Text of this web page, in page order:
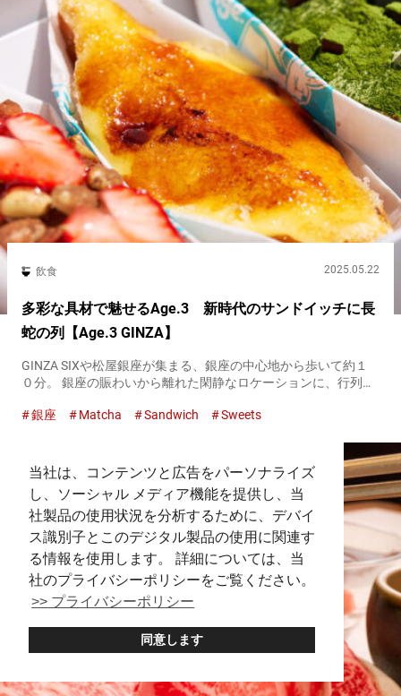
当社は、コンテンツと広告をパーソナライズ
し、ソーシャル メディア機能を提供し、当
社製品の使用状況を分析するために、デバイ
ス識別子とこのデジタル製品の使用に関連す
る情報を使用します。 詳細については、当
社のプライバシーポリシーをご覧ください。
>> プライバシーポリシー
同意します
飲食 2025.05.22
多彩な具材で魅せるAge.3 新時代のサンドイッチに長
蛇の列【Age.3 GINZA】
GINZA SIXや松屋銀座が集まる、銀座の中心地から歩いて約１
０分。 銀座の賑わいから離れた閑静なロケーションに、行列の
げた食パンに具材を挟んで作る、揚げサンドの専門店で...
銀座 Matcha Sandwich Sweets